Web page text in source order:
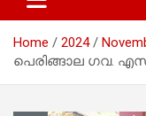
Christian
Home 2024
പെരിങ്ങാല ഗവ.